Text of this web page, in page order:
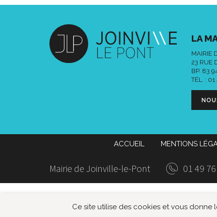
Ce site utilise des cookies et vous
LA
MAIRIE
23 RUE
BP. 83
TÉL. : 01
ACCUEIL MENTIONS
Mairie de Joinville-le-Pont 01 49